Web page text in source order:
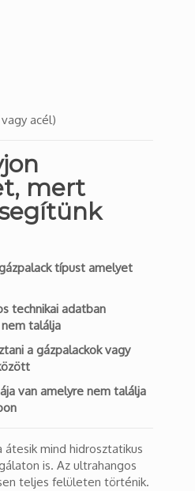
acél)
mert
típust amelyet
technikai adatban
találja
a gázpalackok vagy
van amelyre nem találja
átesik mind hidrosztatikus
is. Az ultrahangos
teljes felületen történik.